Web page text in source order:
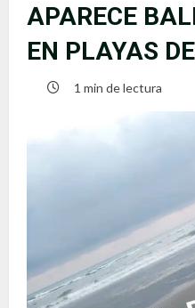
APARECE
EN PLAYAS
1 min de lectura